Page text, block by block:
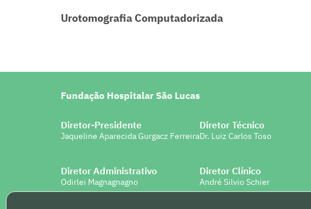
Urotomografia Computadorizada
Fundação Hospitalar São Lucas
Diretor-Presidente
Jaqueline Aparecida Gurgacz Ferreira
Diretor Administrativo
Odirlei Magnagnagno
Diretor Técnico
Dr. Luiz Carlos Toso
Diretor Clínico
André Silvio Schier